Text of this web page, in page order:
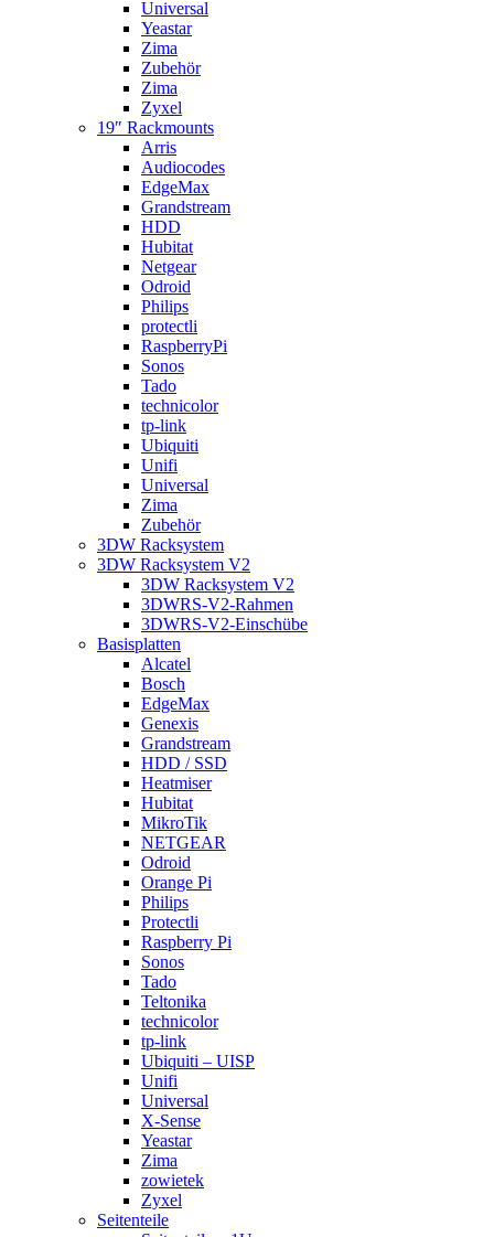
Universal
Yeastar
Zima
Zubehör
Zima
Zyxel
19″ Rackmounts
Arris
Audiocodes
EdgeMax
Grandstream
HDD
Hubitat
Netgear
Odroid
Philips
protectli
RaspberryPi
Sonos
Tado
technicolor
tp-link
Ubiquiti
Unifi
Universal
Zima
Zubehör
3DW Racksystem
3DW Racksystem V2
3DW Racksystem V2
3DWRS-V2-Rahmen
3DWRS-V2-Einschübe
Basisplatten
Alcatel
Bosch
EdgeMax
Genexis
Grandstream
HDD / SSD
Heatmiser
Hubitat
MikroTik
NETGEAR
Odroid
Orange Pi
Philips
Protectli
Raspberry Pi
Sonos
Tado
Teltonika
technicolor
tp-link
Ubiquiti – UISP
Unifi
Universal
X-Sense
Yeastar
Zima
zowietek
Zyxel
Seitenteile